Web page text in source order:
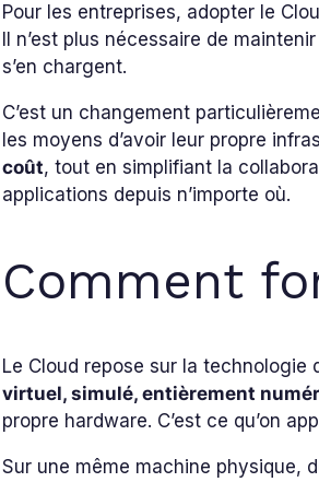
Pour les entreprises, adopter le
Il n’est plus nécessaire de
s’en chargent.
C’est un changement
les moyens d’avoir leur propre
coût, tout en simplifiant la
applications depuis n’importe où.
Comment
Le Cloud repose sur la
virtuel, simulé, entièrement
propre hardware. C’est ce qu’on
Sur une même machine physique,